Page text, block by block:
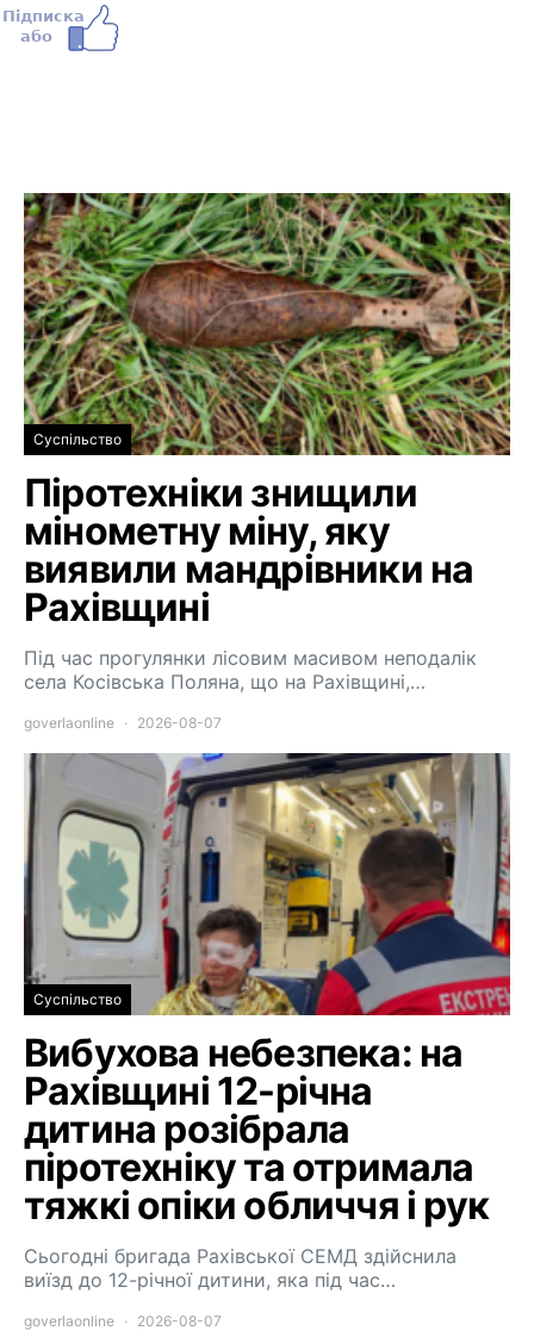
Суспільство
Піротехніки знищили
мінометну міну, яку
виявили мандрівники на
Рахівщині
Під час прогулянки лісовим масивом неподалік
села Косівська Поляна, що на Рахівщині,…
goverlaonline 2026-08-07
Суспільство
Вибухова небезпека: на
Рахівщині 12-річна
дитина розібрала
піротехніку та отримала
тяжкі опіки обличчя і рук
Сьогодні бригада Рахівської СЕМД здійснила
виїзд до 12-річної дитини, яка під час…
goverlaonline 2026-08-07